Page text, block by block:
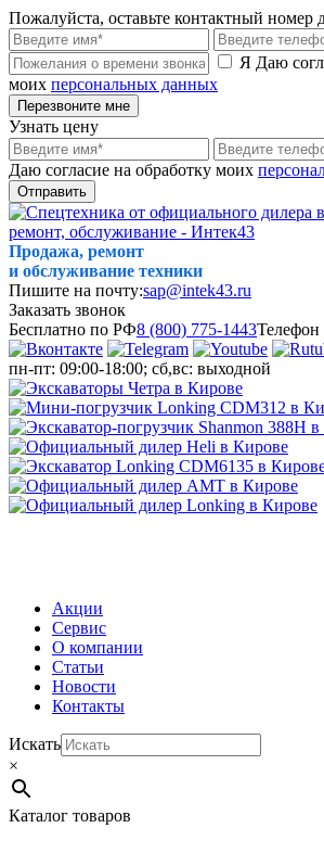
Пожалуйста, оставьте контактный номер
Я Даю
моих персональных данных
Перезвоните мне
Узнать цену
Даю согласие на обработку моих
Отправить
Продажа, ремонт
и обслуживание техники
Пишите на почту:sap@intek43.ru
Заказать звонок
Бесплатно по РФ8 (800) 775-1443
пн-пт: 09:00-18:00; сб,вс: выходной
Акции
Сервис
О компании
Статьи
Новости
Контакты
Искать
×
Каталог товаров